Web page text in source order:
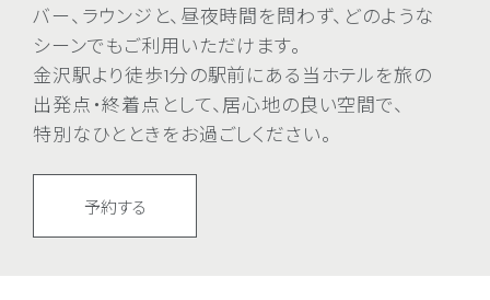
バー、 ラウンジと、 昼夜時間を 問わず、 どのような
シーンでも ご利用 いただけます。
金沢駅より徒歩1分の駅前にある 当ホテルを旅の
出発点・終着点として、 居心地の良い空間で、
特別な ひとときを お過ごしください。
予約する